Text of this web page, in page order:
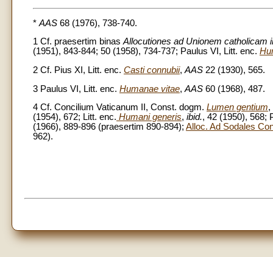
* AAS 68 (1976), 738-740.
1 Cf. praesertim binasAllocutiones ad Unionem catholicam
(1951), 843-844; 50 (1958), 734-737; Paulus VI, Litt. enc.
2 Cf. Pius XI, Litt. enc. Casti connubii, AAS 22 (1930), 565.
3 Paulus VI, Litt. enc. Humanae vitae, AAS 60 (1968), 487.
4 Cf. Concilium Vaticanum II, Const. dogm. Lumen gentium,
(1954), 672; Litt. enc. Humani generis, ibid., 42 (1950), 568;
(1966), 889-896 (praesertim 890-894); Alloc. Ad Sodales
962).